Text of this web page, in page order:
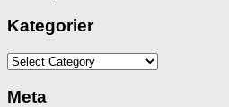
Kategorier
Kategorier
Meta